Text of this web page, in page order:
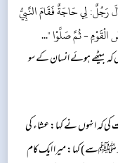
رَجُلٌ: لِي حَاجَةٌ فَقَامَ النَّبِيُّ
الْقَوْمِ - ثُمَّ صَلَّوْا "...
بیٹھے ہوئے انسان کے سو
کہ انہوں نے کہا: عشاء کی
ﷺسے) کہا: میرا ایک کام